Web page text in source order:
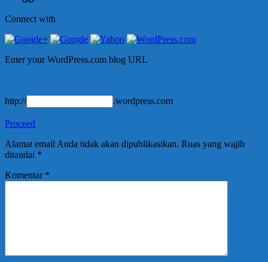
Connect with
Enter your WordPress.com blog URL
http:// .wordpress.com
Proceed
Alamat email Anda tidak akan dipublikasikan. Ruas yang wajib
ditandai *
Komentar *